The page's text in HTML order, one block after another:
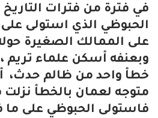
في فترة من فترات
الحبوظي الذي استولى
على الممالك الصغيرة
وبعنفه أسكن علماء تريم
خطأ واحد من ظالم حدث،
متوجه لعمان بالخطأ
فاستولى الحبوظي على ما